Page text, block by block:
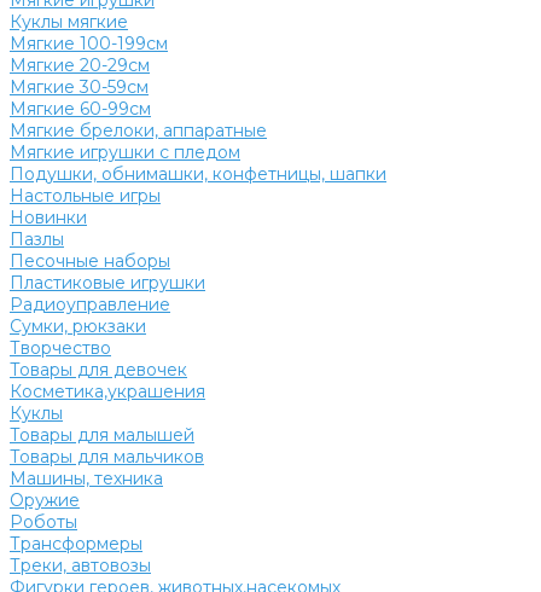
Куклы мягкие
Мягкие 100-199см
Мягкие 20-29см
Мягкие 30-59см
Мягкие 60-99см
Мягкие брелоки, аппаратные
Мягкие игрушки с пледом
Подушки, обнимашки, конфетницы, шапки
Настольные игры
Новинки
Пазлы
Песочные наборы
Пластиковые игрушки
Радиоуправление
Сумки, рюкзаки
Творчество
Товары для девочек
Косметика,украшения
Куклы
Товары для малышей
Товары для мальчиков
Машины, техника
Оружие
Роботы
Трансформеры
Треки, автовозы
Фигурки героев, животных,насекомых